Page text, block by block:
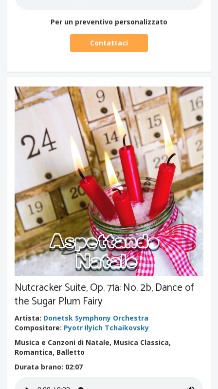
Per un preventivo personalizzato
Contattaci
Nutcracker Suite, Op. 71a: No. 2b, Dance of
the Sugar Plum Fairy
Artista: Donetsk Symphony Orchestra
Compositore: Pyotr Ilyich Tchaikovsky
Musica e Canzoni di Natale, Musica Classica,
Romantica, Balletto
Durata brano: 02:07